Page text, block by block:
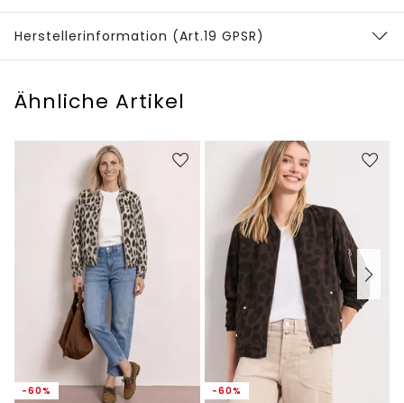
Herstellerinformation (Art.19 GPSR)
Ähnliche Artikel
-60% -60%